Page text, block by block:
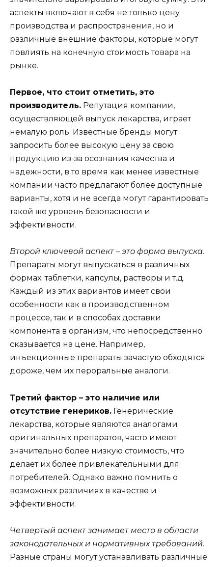
аспекты включают в себя не только цену
производства и распространения, но и
различные внешние факторы, которые могут
повлиять на конечную стоимость товара на
рынке.
Первое, что стоит отметить, это
производитель. Репутация компании,
осуществляющей выпуск лекарства, играет
немалую роль. Известные бренды могут
запросить более высокую цену за свою
продукцию из-за осознания качества и
надежности, в то время как менее известные
компании часто предлагают более доступные
варианты, хотя и не всегда могут гарантировать
такой же уровень безопасности и
эффективности.
Второй ключевой аспект – это форма выпуска.
Препараты могут выпускаться в различных
формах: таблетки, капсулы, растворы и т.д.
Каждый из этих вариантов имеет свои
особенности как в производственном
процессе, так и в способах доставки
компонента в организм, что непосредственно
сказывается на цене. Например,
инъекционные препараты зачастую обходятся
дороже, чем их пероральные аналоги.
Третий фактор – это наличие или
отсутствие генериков. Генерические
лекарства, которые являются аналогами
оригинальных препаратов, часто имеют
значительно более низкую стоимость, что
делает их более привлекательными для
потребителей. Однако важно помнить о
возможных различиях в качестве и
эффективности.
Четвертый аспект занимает место в области
законодательных и нормативных требований.
Разные страны могут устанавливать различные